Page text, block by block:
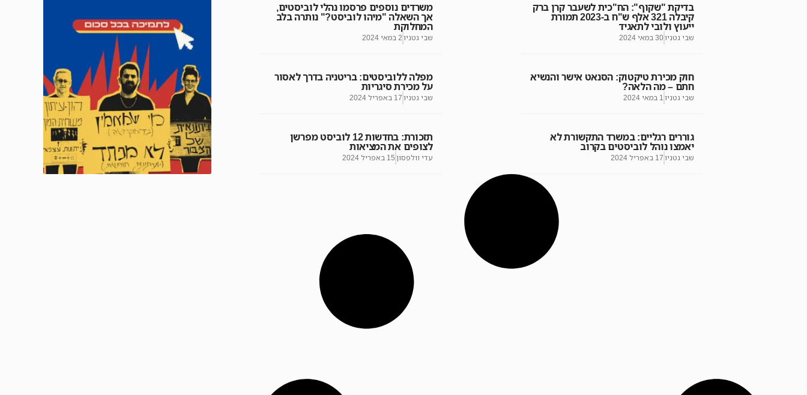
בדיקת "שקוף": הח"כית לשעבר קרן ברק
קיבלה 321 אלף ש"ח ב-2023 תמורת
ייעוץ ולובי לתאגיד
שבי גטניו30 במאי 2024
משרדים נוספים פרסמו נהלי לוביסטים,
אך השאלה "מיהו לוביסט?" נותרה בלב
המחלוקת
שבי גטניו 2 במאי 2024
חוק מכירת טיקטוק: הסנאט אישר והנשיא
חתם – מה הלאה?
שבי גטניו 1 במאי 2024
מפלה ללוביסטים: בריטניה בדרך לאסור
על מכירת סיגריות
שבי גטניו 17 באפריל 2024
גוררים רגליים: במשרד התקשורת לא
יאמצו נוהל לוביסטים בקרוב
שבי גטניו 17 באפריל 2024
תזכורת: בחדשות 12 לוביסט מפרשן
לצופים את המציאות
עדי וולפסון 15 באפריל 2024